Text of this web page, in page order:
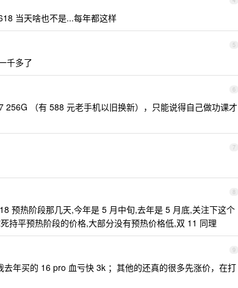
当天啥也不是...每年都这样
5
千多了
6
（有 588 元老手机以旧换新），只能说得自己做功课才
7
8
预热阶段那几天,今年是 5 月中旬,去年是 5 月底,关注下这个
持平预热阶段的价格,大部分没有预热价格低,双 11 同理
9
年买的 16 pro 血亏快 3k ；其他的还真的很多先涨价，在打